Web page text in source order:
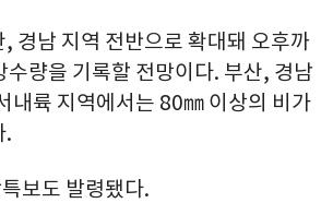
, 경남 지역 전반으로 확대돼 오후까
량을 기록할 전망이다. 부산, 경남
내륙 지역에서는 80㎜ 이상의 비가
.
보도 발령됐다.